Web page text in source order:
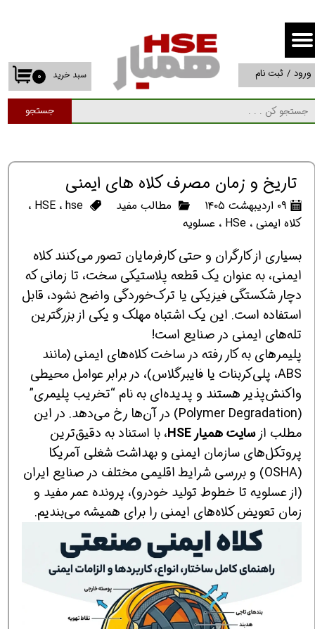
جستجو
۰ سبد خرید ورود / ثبت نام
حساب کاربری من
تغییر گذر واژه
سفارشات
تاریخ و زمان مصرف کلاه های ایمنی
۰۹ اردیبهشت ۱۴۰۵ مطالب مفید HSE ،hse
،
کلاه ایمنی، HSe ، عسلویه
بسیاری از کارگران و حتی کارفرمایان تصور می‌کنند کلاه
ایمنی، به عنوان یک قطعه پلاستیکی سخت، تا زمانی که
دچار شکستگی فیزیکی یا ترک‌خوردگی واضح نشود، قابل
استفاده است. این یک اشتباه مهلک و یکی از بزرگترین
تله‌های ایمنی در صنایع است!
پلیمرهای به کار رفته در ساخت کلاه‌های ایمنی (مانند
ABS، پلی‌کربنات یا فایبرگلاس)، در برابر عوامل محیطی
واکنش‌پذیر هستند و پدیده‌ای به نام “تخریب پلیمری”
(Polymer Degradation) در آن‌ها رخ می‌دهد. در این
مطلب ازسایت همیار HSE
، با استناد به دقیق‌ترین
پروتکل‌های سازمان ایمنی و بهداشت شغلی آمریکا
(OSHA) و بررسی شرایط اقلیمی مختلف در صنایع ایران
(از عسلویه تا خطوط تولید خودرو)، پرونده عمر مفید و
زمان تعویض کلاه‌های ایمنی را برای همیشه می‌بندیم.